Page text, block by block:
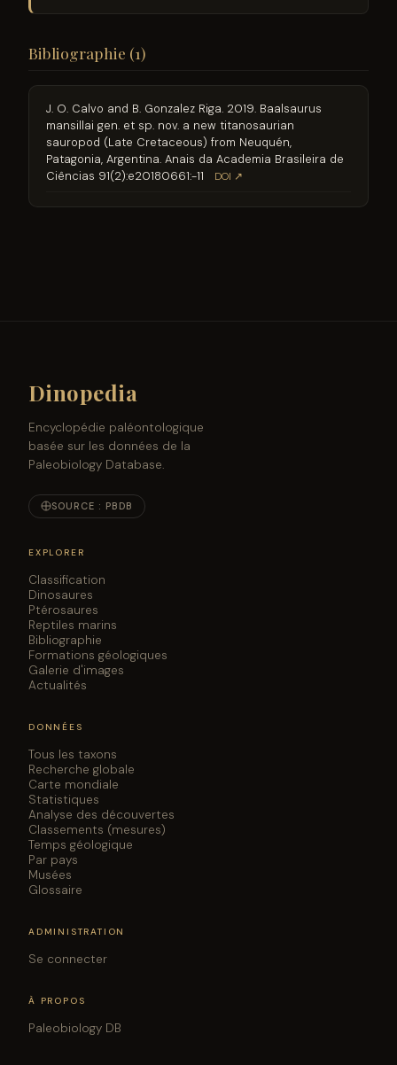
Bibliographie (1)
J. O. Calvo and B. Gonzalez Riga. 2019. Baalsaurus
mansillai gen. et sp. nov. a new titanosaurian
sauropod (Late Cretaceous) from Neuquén,
Patagonia, Argentina. Anais da Academia Brasileira de
Ciências 91(2):e20180661:-11
DOI ↗
Dinopedia
Encyclopédie paléontologique
basée sur les données de la
Paleobiology Database.
SOURCE : PBDB
EXPLORER
Classification
Dinosaures
Ptérosaures
Reptiles marins
Bibliographie
Formations géologiques
Galerie d'images
Actualités
DONNÉES
Tous les taxons
Recherche globale
Carte mondiale
Statistiques
Analyse des découvertes
Classements (mesures)
Temps géologique
Par pays
Musées
Glossaire
ADMINISTRATION
Se connecter
À PROPOS
Paleobiology DB